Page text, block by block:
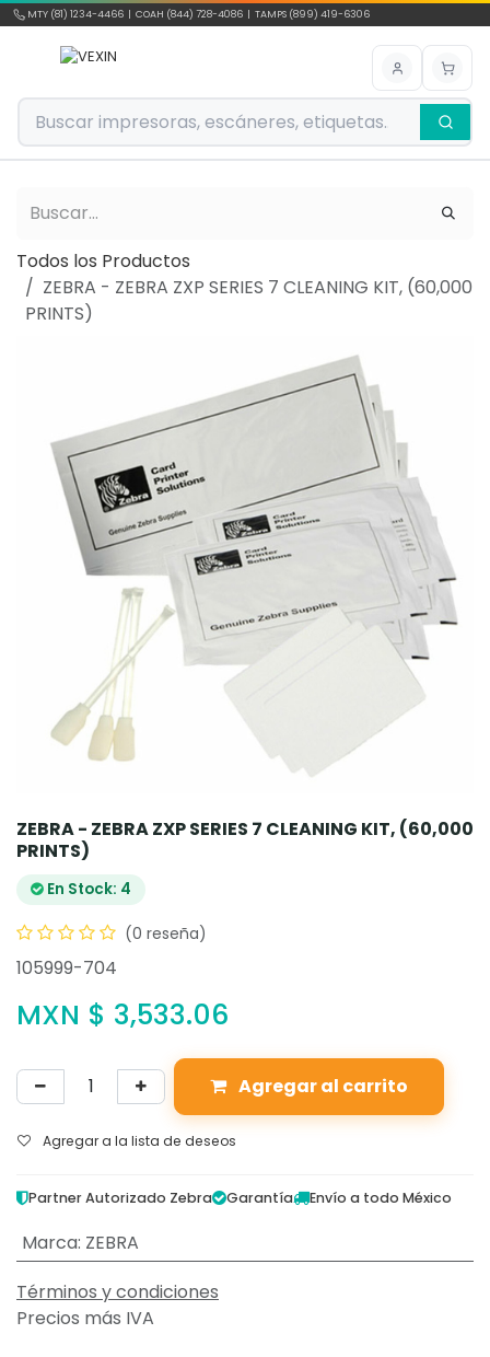
Ir al contenido
MTY (81) 1234-4466 | COAH (844) 728-4086 | TAMPS (899) 419-6306
Todos los Productos
ZEBRA - ZEBRA ZXP SERIES 7 CLEANING KIT, (60,000
PRINTS)
ZEBRA - ZEBRA ZXP SERIES 7 CLEANING KIT, (60,000
PRINTS)
En Stock: 4
(0 reseña)
105999-704
MXN $ 3,533.06
Agregar al carrito
Agregar a la lista de deseos
Partner Autorizado Zebra Garantía Envío a todo México
Marca: ZEBRA
Términos y condiciones
Precios más IVA